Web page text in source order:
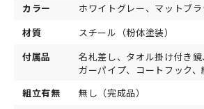
カラー
ホワイトグレー、マットブラ
材質
スチール（粉体塗装）
付属品
名札差し、タオル掛け付き
ガーパイプ、コートフック、
組立有無
無し（完成品）